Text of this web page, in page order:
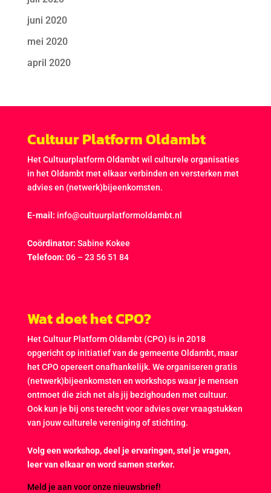
juni 2020
mei 2020
april 2020
Cultuur Platform Oldambt
Het Cultuurplatform Oldambt wil culturele organisaties
in het Oldambt met elkaar verbinden en versterken met
advies en (netwerk)bijeenkomsten.
E-mail: info@cultuurplatformoldambt.nl
Coördinator: Sabine Kokee
Telefoon: 06 – 23 56 51 84
Wat doet het CPO?
Het Cultuur Platform Oldambt (CPO) is in 2018
opgericht op initiatief van de gemeente Oldambt, maar
het CPO opereert onafhankelijk. We organiseren gratis
(netwerk)bijeenkomsten en workshops waar je mensen
ontmoet die zich net als jij bezighouden met cultuur.
Ook kun je bij ons terecht voor advies over vraagstukken
van jouw culturele vereniging of stichting.
Volg een workshop, deel je ervaringen, stel je vragen,
leer van elkaar en word samen sterker.
Meld je aan voor onze nieuwsbrief!